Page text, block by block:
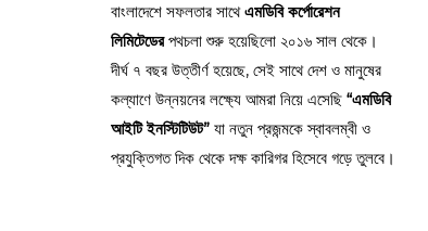
বাংলাদেশে সফলতার সাথেএমডিবি কর্পোরেশন
লিমিটেডেরপথচলা শুরু হয়েছিলো ২০১৬ সাল থেকে।
দীর্ঘ ৭ বছর উত্তীর্ণ হয়েছে, সেই সাথে দেশ ও মানুষের
কল্যাণে উন্নয়নের লক্ষ্যে আমরা নিয়ে এসেছি “এমডিবি
আইটি ইনস্টিটিউট” যা নতুন প্রজন্মকে স্বাবলম্বী ও
প্রযুক্তিগত দিক থেকে দক্ষ কারিগর হিসেবে গড়ে তুলবে।